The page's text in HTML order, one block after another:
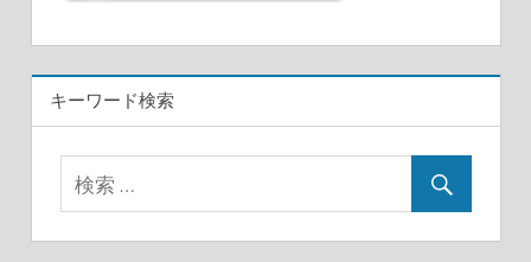
キーワード検索